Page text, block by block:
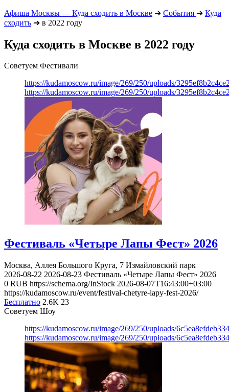
Афиша Москвы — Куда сходить в Москве ➔ События ➔ Куда
сходить ➔ в 2022 году
Куда сходить в Москве в 2022 году
Советуем Фестивали
https://kudamoscow.ru/image/269/250/uploads/
https://kudamoscow.ru/image/269/250/uploads/
Фестиваль «Четыре Лапы Фест» 2026
Москва, Аллея Большого Круга, 7 Измайловский парк
2026-08-22 2026-08-23 Фестиваль «Четыре Лапы Фест» 2026
0 RUB https://schema.org/InStock 2026-08-07T16:43:00+03:00
https://kudamoscow.ru/event/festival-chetyre-lapy-fest-2026/
Бесплатно 2.6K 23
Советуем Шоу
https://kudamoscow.ru/image/269/250/uploads/
https://kudamoscow.ru/image/269/250/uploads/